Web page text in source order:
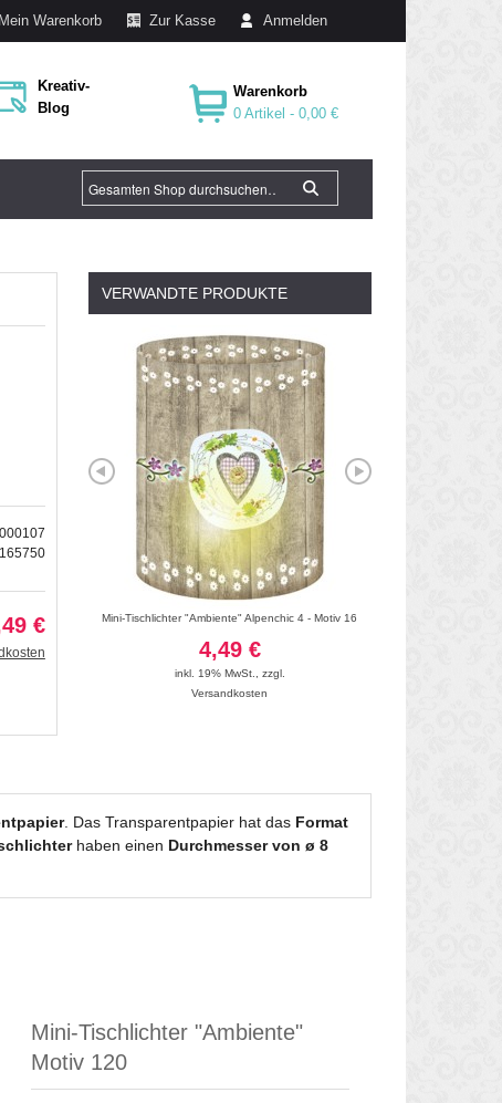
Mein Warenkorb Zur Kasse Anmelden
Kreativ-
Blog
Warenkorb
0 Artikel -0,00 €
€
VERWANDTE PRODUKTE
weiß -
Mini-Tischlichter "Ambiente" Alpenchic 4 - Motiv 16
4,49 €
inkl. 19% MwSt.
zzgl.
Versandkosten
. Das Transparentpapier hat das Format
haben einen Durchmesser von ø 8
Mini-Tischlichter "Ambiente"
Motiv 120